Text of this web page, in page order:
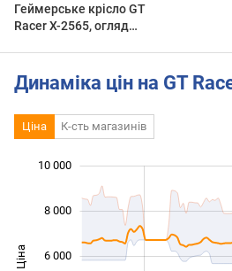
Геймерське крісло GT
Racer X-2565, огляд
Динаміка цін на GT
Ціна К-сть магазинів
Ціна 10 000
6 000
8 000
10 000